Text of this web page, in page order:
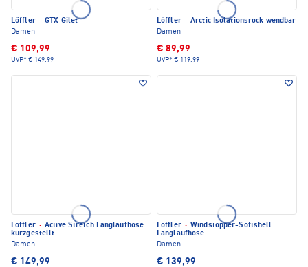
Löffler · GTX Gilet
Damen
€ 109,99
UVP* € 149,99
Löffler · Arctic Isolationsrock wendbar
Damen
€ 89,99
UVP* € 119,99
Löffler · Active Stretch Langlaufhose
kurzgestellt
Damen
€ 149,99
Löffler · Windstopper-Softshell
Langlaufhose
Damen
€ 139,99